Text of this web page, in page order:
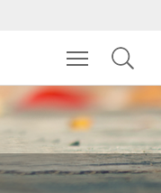
Toggle